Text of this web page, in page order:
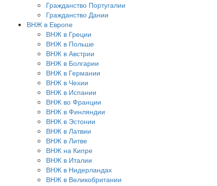
Гражданство Португалии
Гражданство Дании
ВНЖ в Европе
ВНЖ в Греции
ВНЖ в Польше
ВНЖ в Австрии
ВНЖ в Болгарии
ВНЖ в Германии
ВНЖ в Чехии
ВНЖ в Испании
ВНЖ во Франции
ВНЖ в Финляндии
ВНЖ в Эстонии
ВНЖ в Латвии
ВНЖ в Литве
ВНЖ на Кипре
ВНЖ в Италии
ВНЖ в Нидерландах
ВНЖ в Великобритании